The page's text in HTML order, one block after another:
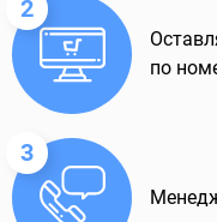
2
по
3